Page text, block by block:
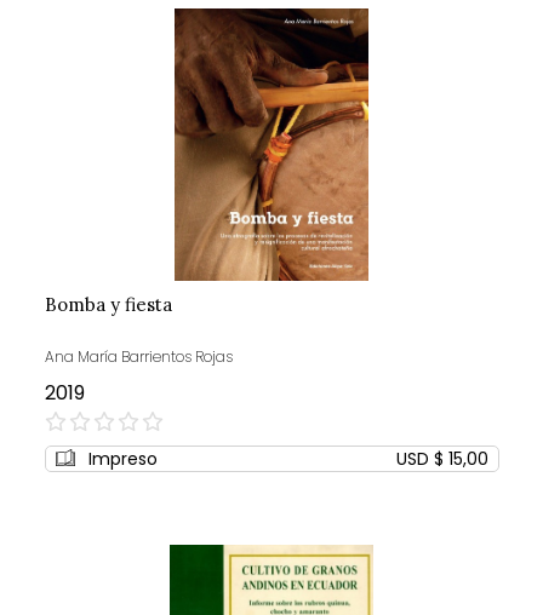
Bomba y fiesta
Ana María Barrientos Rojas
2019
0%
Impreso USD $ 15,00